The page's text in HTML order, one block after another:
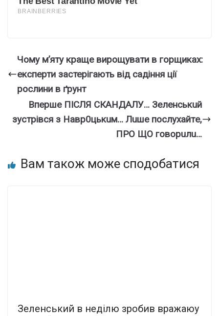
Чому мʼяту краще вирощувати в горщиках:
експерти застерігають від садіння ції
рослини в ґрунт
Впepшe ПІCЛЯ CКAНДAЛУ… Зeлeнcькuй
зycтpiвcя з Нaвp0цькuм… Лuшe пocлyxaйтe,
ПPO ЩO гoвopuлu…
Вам також може сподобатися
Зеленський в неділю зробив вражаюу